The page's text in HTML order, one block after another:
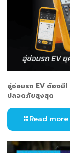
อู่ซ่อมรถ EV ต้องมี!
ปลอดภัยสูงสุด
Read more